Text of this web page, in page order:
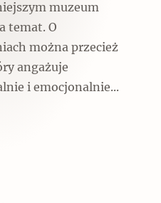
muzeum
temat. O
można przecież
angażuje
i emocjonalnie...